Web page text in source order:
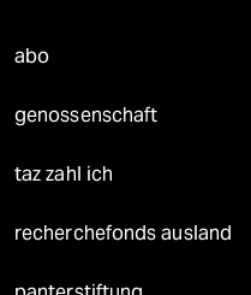
abo
genossenschaft
taz zahl ich
recherchefonds ausland